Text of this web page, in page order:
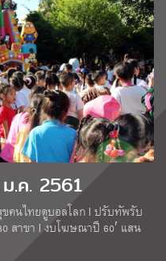
.ค. 2561
คนไทยดูบอลโลก l ปรับทัพรับ
สาขา l งบโฆษณาปี 60′ แสน